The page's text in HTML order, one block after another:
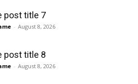
post title 7
- August 8, 2026
post title 8
- August 8, 2026